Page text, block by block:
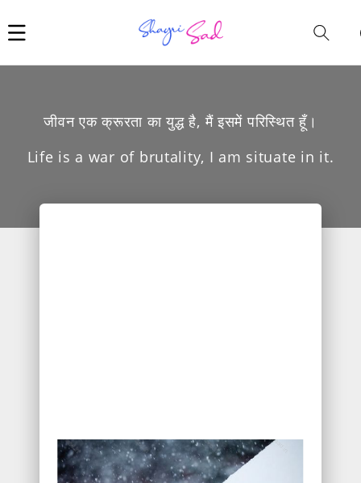
जीवन एक क्रूरता का युद्ध है, मैं इसमें परिस्थित हूँ।
Life is a war of brutality, I am situate in it.